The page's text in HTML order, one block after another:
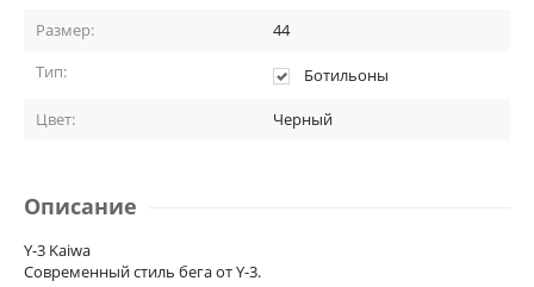
Размер:
44
Тип:
Ботильоны
Цвет: Черный
Описание
Y-3 Kaiwa
Современный стиль бега от Y-3.